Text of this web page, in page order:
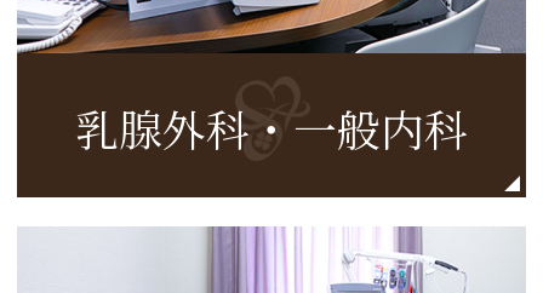
乳腺外科・一般内科